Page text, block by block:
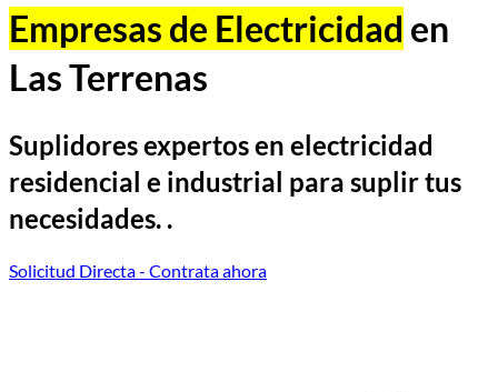
Empresas de Electricidad en
Las Terrenas
Suplidores expertos en electricidad
residencial e industrial para suplir tus
necesidades. .
Solicitud Directa- Contrata ahora